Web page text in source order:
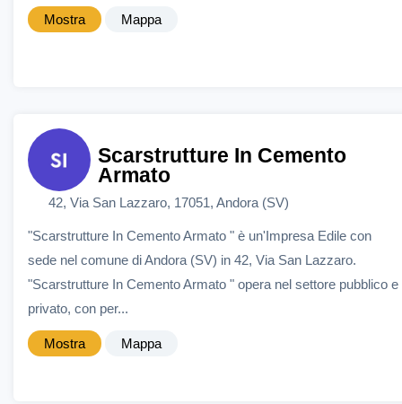
Mostra Mappa
Scarstrutture In Cemento
Armato
42, Via San Lazzaro, 17051, Andora (SV)
"Scarstrutture In Cemento Armato " è un'Impresa Edile con
sede nel comune di Andora (SV) in 42, Via San Lazzaro.
"Scarstrutture In Cemento Armato " opera nel settore pubblico e
privato, con per...
Mostra Mappa